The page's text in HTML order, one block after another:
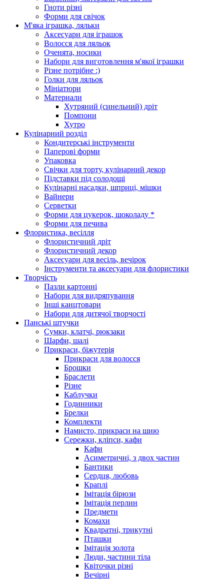
Гноти різні
Форми для свічок
М'яка іграшка, ляльки
Аксесуари для іграшок
Волосся для ляльок
Оченята, носики
Набори для виготовлення м'якої іграшки
Різне потрібне :)
Голки для ляльок
Мініатюри
Материали
Хутряний (синельний) дріт
Помпони
Хутро
Кулінарний розділ
Кондитерські інструменти
Паперові форми
Упаковка
Свічки для торту, кулінарний декор
Підставки під солодощі
Кулінарні насадки, шприці, мішки
Вайнери
Серветки
Форми для цукерок, шоколаду *
Форми для печива
Флористика, весілля
Флористичний дріт
Флористичний декор
Аксесуари для весіль, вечірок
Інструменти та аксесуари для флористики
Творчість
Пазли картонні
Набори для видряпування
Інші канцтовари
Набори для дитячої творчості
Панські штучки
Сумки, клатчі, рюкзаки
Шарфи, шалі
Прикраси, біжутерія
Прикраси для волосся
Брошки
Браслети
Різне
Каблучки
Годинники
Брелки
Комплекти
Намисто, прикраси на шию
Сережки, кліпси, кафи
Кафи
Асиметричні, з двох частин
Бантики
Сердця, любовь
Краплі
Імітація бірюзи
Імітація перлин
Предмети
Комахи
Квадратні, трикутні
Пташки
Імітація золота
Люди, частини тіла
Квіточки різні
Вечірні